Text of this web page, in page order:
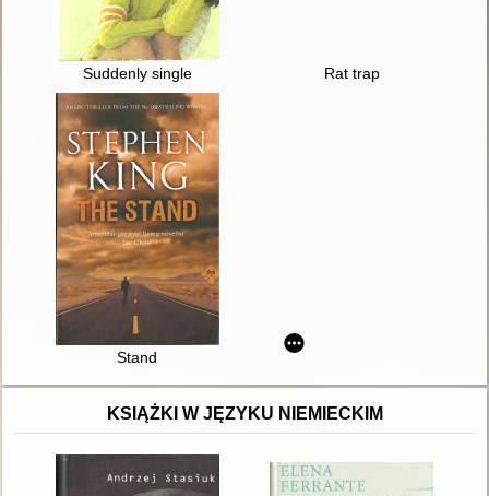
Suddenly single Rat trap
Stand
KSIĄŻKI W JĘZYKU NIEMIECKIM